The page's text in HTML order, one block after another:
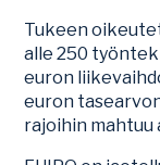
Tukeen
alle 250
euron
euron
rajoihin mahtuu